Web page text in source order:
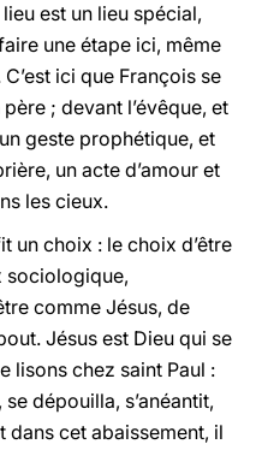
est un lieu spécial,
une étape ici, même
ici que François se
; devant l’évêque, et
geste prophétique, et
un acte d’amour et
les cieux.
un choix : le choix d’être
sociologique,
comme Jésus, de
Jésus est Dieu qui se
lisons chez saint Paul :
dépouilla, s’anéantit,
dans cet abaissement, il